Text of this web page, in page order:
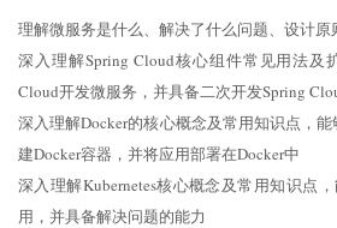
理解微服务是什么、解决了什么问题、设计
深入理解Spring Cloud核心组件常见用法及
Cloud开发微服务，并具备二次开发Spring
深入理解Docker的核心概念及常用知识点，
建Docker容器，并将应用部署在Docker中
深入理解Kubernetes核心概念及常用知识点
用，并具备解决问题的能力